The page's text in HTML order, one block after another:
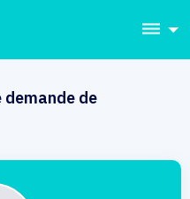
dehaze
demande de